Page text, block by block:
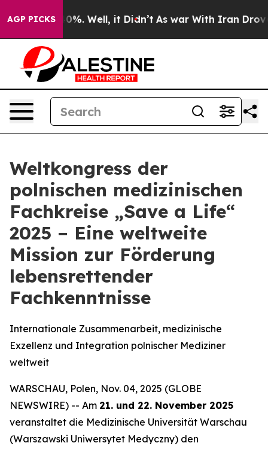
AGP PICKS40%. Well, it Didn’t As war With Iran Drove
Weltkongress der
polnischen medizinischen
Fachkreise „Save a Life“
2025 – Eine weltweite
Mission zur Förderung
lebensrettender
Fachkenntnisse
Internationale Zusammenarbeit, medizinische
Exzellenz und Integration polnischer Mediziner
weltweit
WARSCHAU, Polen, Nov. 04, 2025 (GLOBE
NEWSWIRE) -- Am 21. und 22. November 2025
veranstaltet die Medizinische Universität Warschau
(Warszawski Uniwersytet Medyczny) den